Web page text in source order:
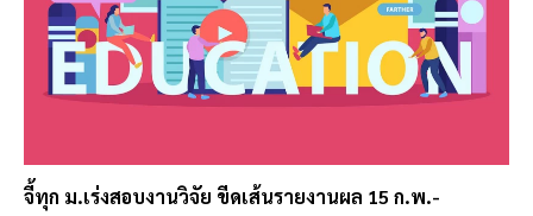
จี้ทุก ม.เร่งสอบงานวิจัย ขีดเส้นรายงานผล 15 ก.พ.-